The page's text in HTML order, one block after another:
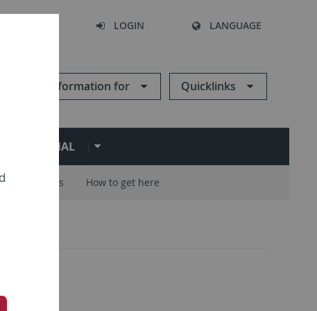
LOGIN LANGUAGE
Information for Quicklinks
Careers How to get here